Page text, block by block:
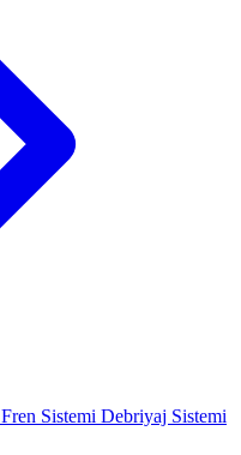
Fren Sistemi Debriyaj Sistemi